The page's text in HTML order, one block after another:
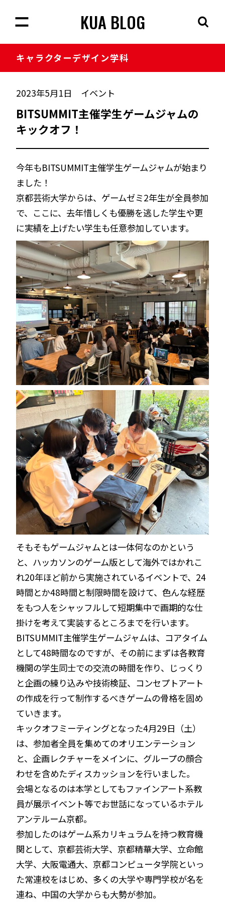
KUA BLOG
キャラクターデザイン学科
2023年5月1日 イベント
BITSUMMIT主催学生ゲームジャムの
キックオフ！
今年もBITSUMMIT主催学生ゲームジャムが始まり
ました！
京都芸術大学からは、ゲームゼミ2年生が全員参加
で、ここに、去年惜しくも優勝を逃した学生や更
に実績を上げたい学生も任意参加しています。
そもそもゲームジャムとは一体何なのかという
と、ハッカソンのゲーム版として海外ではかれこ
れ20年ほど前から実施されているイベントで、24
時間とか48時間と制限時間を設けて、色んな経歴
をもつ人をシャッフルして短期集中で画期的な仕
掛けを考えて実装するところまでを行います。
BITSUMMIT主催学生ゲームジャムは、コアタイム
として48時間なのですが、その前にまずは各教育
機関の学生同士での交流の時間を作り、じっくり
と企画の練り込みや技術検証、コンセプトアート
の作成を行って制作するべきゲームの骨格を固め
ていきます。
キックオフミーティングとなった4月29日（土）
は、参加者全員を集めてのオリエンテーション
と、企画レクチャーをメインに、グループの顔合
わせを含めたディスカッションを行いました。
会場となるのは本学としてもファインアート系教
員が展示イベント等でお世話になっているホテル
アンテルーム京都。
参加したのはゲーム系カリキュラムを持つ教育機
関として、京都芸術大学、京都精華大学、立命館
大学、大阪電通大、京都コンピュータ学院といっ
た常連校をはじめ、多くの大学や専門学校が名を
連ね、中国の大学からも大勢が参加。